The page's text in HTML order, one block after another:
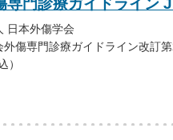
専門診療ガイドライン
日本外傷学会
傷専門診療ガイドライン改訂
）